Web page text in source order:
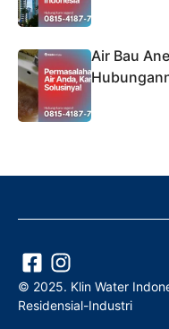
Air Bau
© 2025. Klin Water
Residensial-Industri